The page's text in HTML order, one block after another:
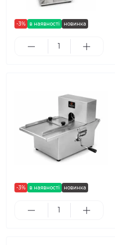
-3% в наявності новинка
-3% в наявності новинка